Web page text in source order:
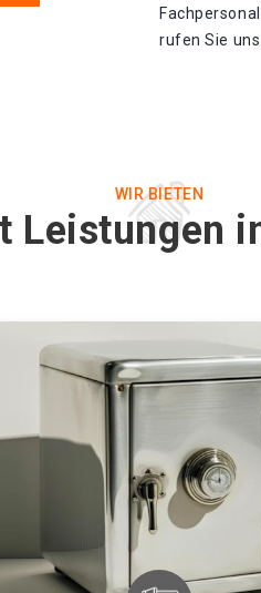
rufen Sie
WIR BIETEN
Leistungen